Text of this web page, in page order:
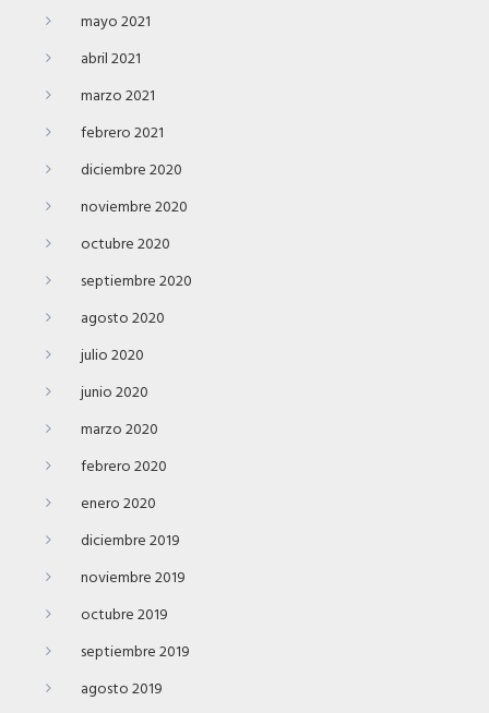
mayo 2021
abril 2021
marzo 2021
febrero 2021
diciembre 2020
noviembre 2020
octubre 2020
septiembre 2020
agosto 2020
julio 2020
junio 2020
marzo 2020
febrero 2020
enero 2020
diciembre 2019
noviembre 2019
octubre 2019
septiembre 2019
agosto 2019